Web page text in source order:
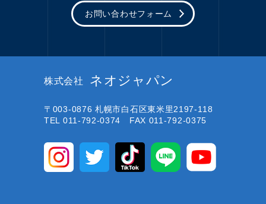
お問い合わせフォーム
株式会社 ネオジャパン
〒003-0876 札幌市白石区東米里2197-118
TEL 011-792-0374 FAX 011-792-0375